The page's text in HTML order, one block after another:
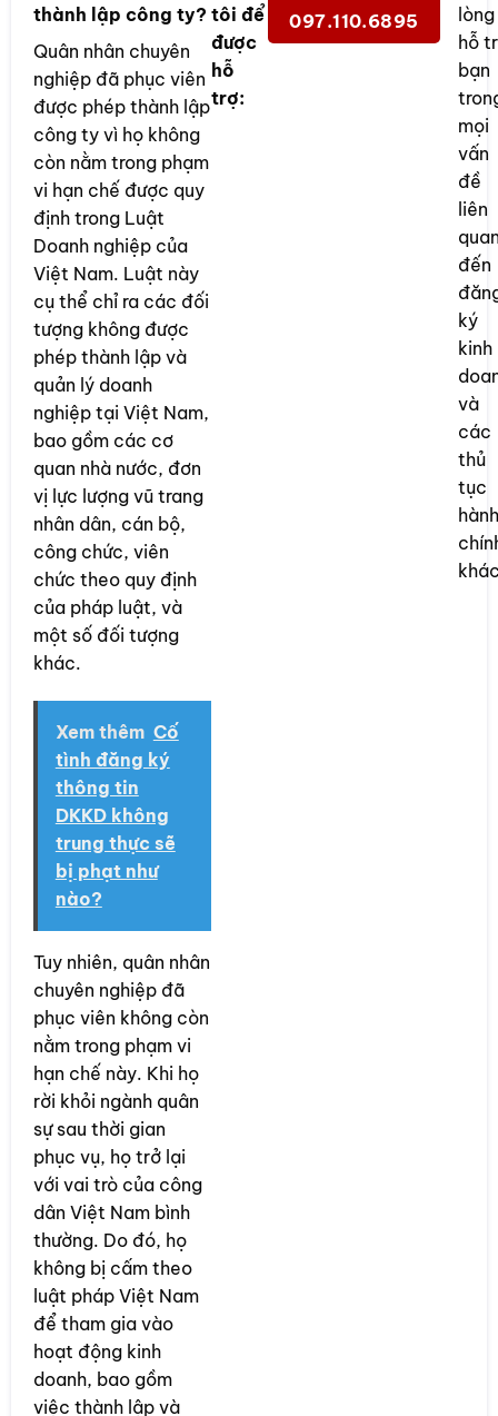
thành lập công ty?
Quân nhân chuyên
nghiệp đã phục viên
được phép thành lập
công ty vì họ không
còn nằm trong phạm
vi hạn chế được quy
định trong Luật
Doanh nghiệp của
Việt Nam. Luật này
cụ thể chỉ ra các đối
tượng không được
phép thành lập và
quản lý doanh
nghiệp tại Việt Nam,
bao gồm các cơ
quan nhà nước, đơn
vị lực lượng vũ trang
nhân dân, cán bộ,
công chức, viên
chức theo quy định
của pháp luật, và
một số đối tượng
khác.
Xem thêm Cố
tình đăng ký
thông tin
DKKD không
trung thực sẽ
bị phạt như
nào?
Tuy nhiên, quân nhân
chuyên nghiệp đã
phục viên không còn
nằm trong phạm vi
hạn chế này. Khi họ
rời khỏi ngành quân
sự sau thời gian
phục vụ, họ trở lại
với vai trò của công
dân Việt Nam bình
thường. Do đó, họ
không bị cấm theo
luật pháp Việt Nam
để tham gia vào
hoạt động kinh
doanh, bao gồm
việc thành lập và
tôi để
được
hỗ
trợ:
097.110.6895
lòng
hỗ
bạn
mọi
vấn
đề
liên
đến
ký
kinh
và
các
thủ
tục
hành